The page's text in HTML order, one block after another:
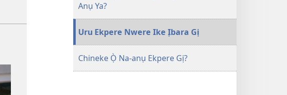
Anụ Ya?
Uru Ekpere Nwere Ike Ịbara Gị
Chineke Ọ̀ Na-anụ Ekpere Gị?